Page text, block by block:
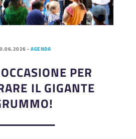
-AGENDA
PER
IL GIGANTE